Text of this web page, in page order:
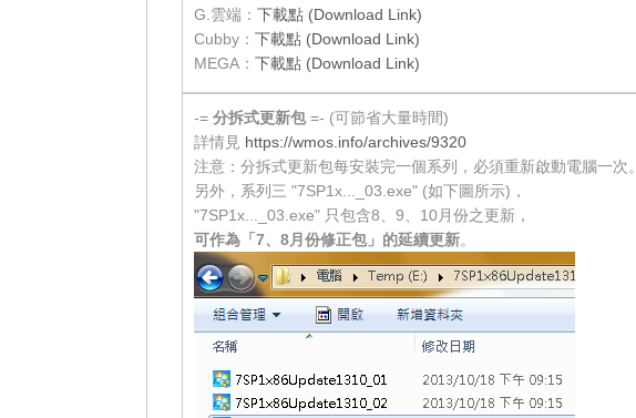
G.雲端： 下載點 (Download Link)
Cubby： 下載點 (Download Link)
MEGA： 下載點 (Download Link)
-= 分拆式更新包=- (可節省大量時間)
詳情見 https://wmos.info/archives/9320
注意：分拆式更新包每安裝完一個系列，必須重新啟動電腦一次。
另外，系列三 "7SP1x..._03.exe" (如下圖所示)，
"7SP1x..._03.exe" 只包含8、9、10月份之更新，
可作為「7、8月份修正包」的延續更新。